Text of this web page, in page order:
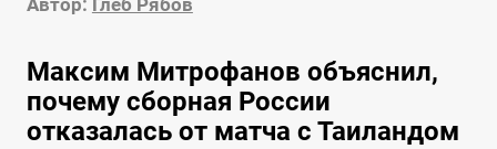
Автор: Глеб Рябов
Максим Митрофанов объяснил,
почему сборная России
отказалась от матча с Таиландом